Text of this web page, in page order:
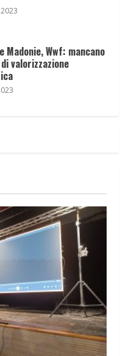
Madonie, Wwf: mancano
valorizzazione